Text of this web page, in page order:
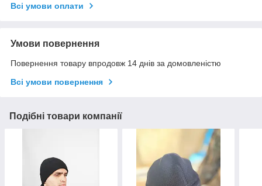
Всі умови оплати
Умови повернення
Повернення товару впродовж 14 днів за домовленістю
Всі умови повернення
Подібні товари компанії